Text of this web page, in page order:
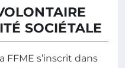
SOCIÉTALE
FFME s’inscrit dans